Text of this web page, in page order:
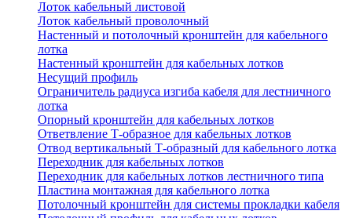
Лоток кабельный листовой
Лоток кабельный проволочный
Настенный и потолочный кронштейн для кабельного
лотка
Настенный кронштейн для кабельных лотков
Несущий профиль
Ограничитель радиуса изгиба кабеля для лестничного
лотка
Опорный кронштейн для кабельных лотков
Ответвление Т-образное для кабельных лотков
Отвод вертикальный Т-образный для кабельного лотка
Переходник для кабельных лотков
Переходник для кабельных лотков лестничного типа
Пластина монтажная для кабельного лотка
Потолочный кронштейн для системы прокладки кабеля